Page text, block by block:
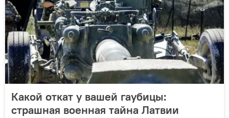
Какой откат у вашей гаубицы:
страшная военная тайна Латвии